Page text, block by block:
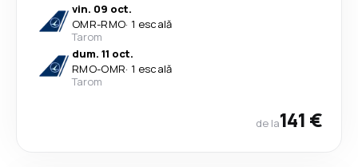
vin. 09 oct.
OMR-RMO· 1 escală
Tarom
dum. 11 oct.
RMO-OMR· 1 escală
Tarom
de la141 €